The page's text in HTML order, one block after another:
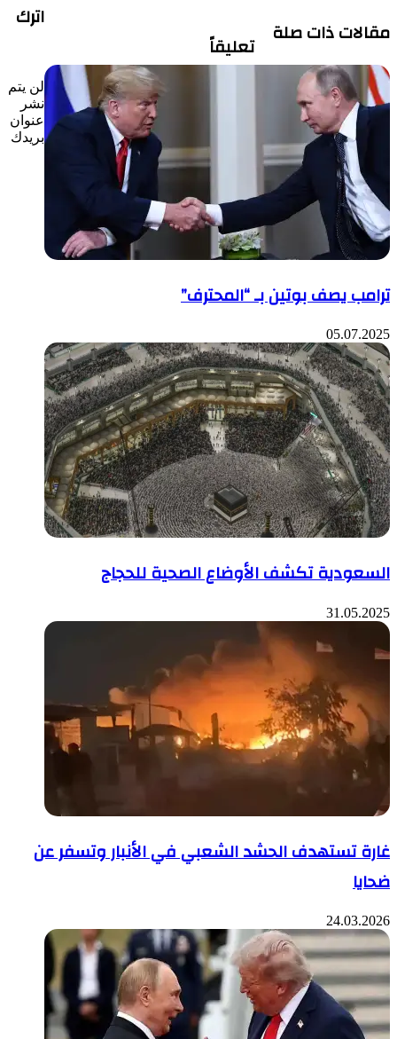
مقالات ذات صلة
ترامب يصف بوتين بـ “المحترف”
05.07.2025
السعودية تكشف الأوضاع الصحية للحجاج
31.05.2025
غارة تستهدف الحشد الشعبي في الأنبار وتسفر عن
ضحايا
24.03.2026
اترك
تعليقاً
لن يتم
نشر
عنوان
بريدك